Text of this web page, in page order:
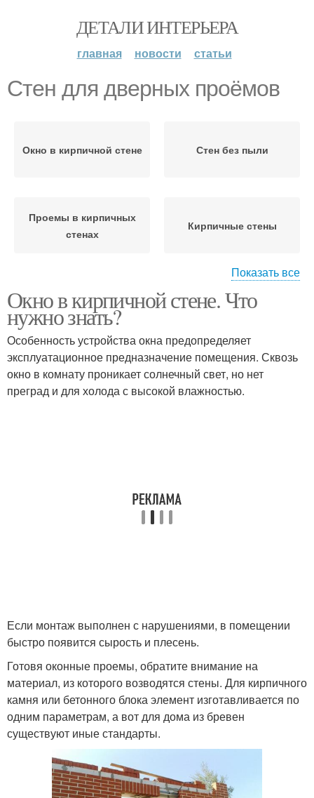
ДЕТАЛИ ИНТЕРЬЕРА
главная новости статьи
Стен для дверных проёмов
Окно в кирпичной стене Стен без пыли
Проемы в кирпичных
стенах
Кирпичные стены
Стены при сооружении Дверные проемы
Проёмы в кирпичной
стене
Показать все
Окно в кирпичной стене. Что
нужно знать?
Особенность устройства окна предопределяет
эксплуатационное предназначение помещения. Сквозь
окно в комнату проникает солнечный свет, но нет
преград и для холода с высокой влажностью.
Если монтаж выполнен с нарушениями, в помещении
быстро появится сырость и плесень.
Готовя оконные проемы, обратите внимание на
материал, из которого возводятся стены. Для кирпичного
камня или бетонного блока элемент изготавливается по
одним параметрам, а вот для дома из бревен
существуют иные стандарты.